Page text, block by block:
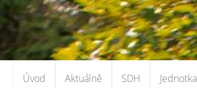
Úvod Aktuálně SDH Jednotka